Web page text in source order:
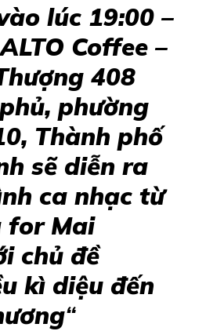
FOR
lúc 19:00 –
Coffee –
408
phường
Thành phố
sẽ diễn ra
ca nhạc từ
for Mai
chủ đề
kì diệu đến
“